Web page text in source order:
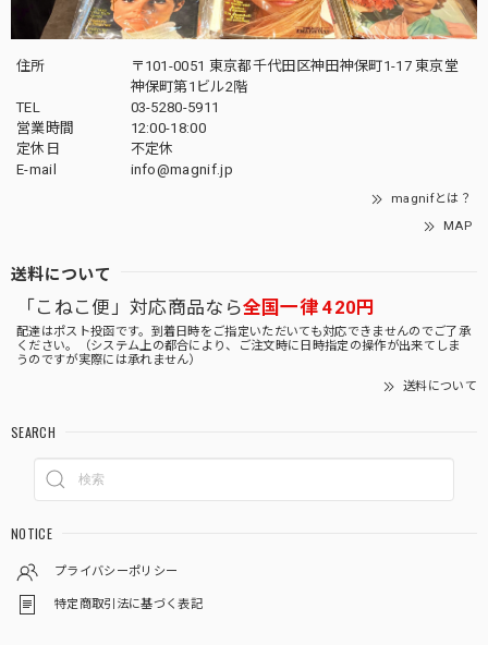
住所
〒101-0051 東京都千代田区神田神保町1-17 東京堂
神保町第1ビル2階
TEL
03-5280-5911
営業時間
12:00-18:00
定休日
不定休
E-mail
info@magnif.jp
magnifとは？
MAP
送料について
「こねこ便」対応商品なら全国一律 420円
配達はポスト投函です。到着日時をご指定いただいても対応できませんのでご了承
ください。（システム上の都合により、ご注文時に日時指定の操作が出来てしま
うのですが実際には承れません）
送料について
SEARCH
NOTICE
プライバシーポリシー
特定商取引法に基づく表記